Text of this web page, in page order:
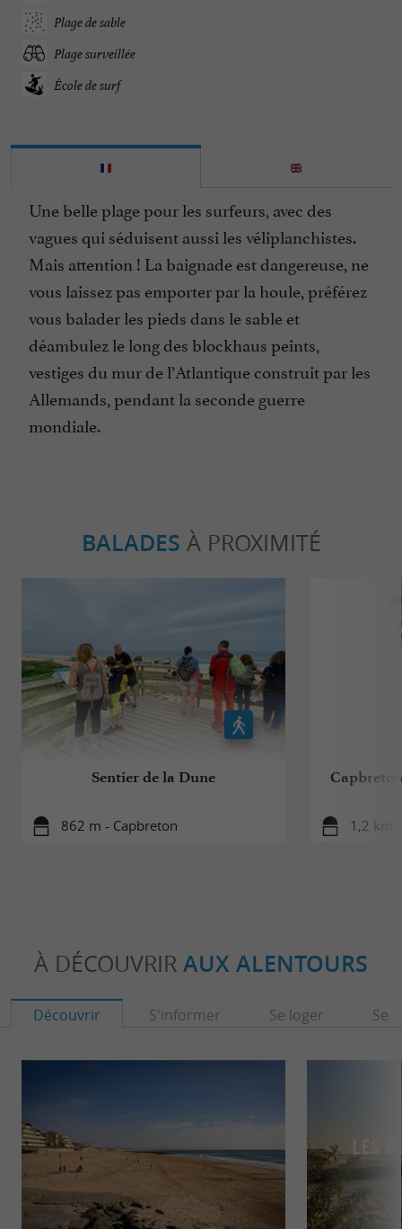
Plage de sable
Plage surveillée
École de surf
Une belle plage pour les surfeurs, avec des
vagues qui séduisent aussi les véliplanchistes.
Mais attention ! La baignade est dangereuse, ne
vous laissez pas emporter par la houle, préférez
vous balader les pieds dans le sable et
déambulez le long des blockhaus peints,
vestiges du mur de l’Atlantique construit par les
Allemands, pendant la seconde guerre
mondiale.
BALADES À PROXIMITÉ
Sentier de la Dune
862 m - Capbreton 1,2 km
À DÉCOUVRIR AUX ALENTOURS
Découvrir S'informer Se loger Se